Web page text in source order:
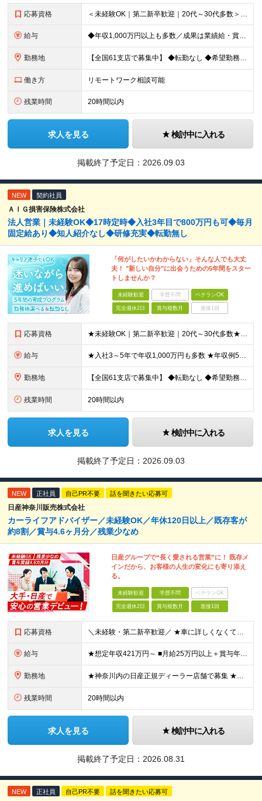
応募資格 ＜未経験OK｜第二新卒歓迎｜20代～30代多数＞ ◆業界未経験・営業未経験がほとんどです！ ◆高卒以上 ━━━━━━━━ 育成前提の採用です！ ━━━━━━━━ 「稼ぎたい」「経営者になりたい」など
給与 ◆年収1,000万円以上も多数／成果は業績給・賞与に反映 ◆年収例1,233円／30代・4年目 月給24万4,094円～33万5,000円＋業績給＋賞与年2回（業績による） ※給与は配属エリアによ
勤務地 【全国61支店で募集中】 ◆転勤なし ◆希望勤務地を選べる ◆U・Iターンも歓迎です ----- 契約期間中は転勤がありません。 お住まいの地域でキャリアを築くことができます！ ----- ■北海道／
働き方 リモートワーク相談可能
残業時間 20時間以内
求人を見る 検討中に入れる
掲載終了予定日： 2026.09.03
NEW 契約社員
ＡＩＧ損害保険株式会社
法人営業｜未経験OK◆17時定時◆入社3年目で800万円も可◆毎月
固定給あり◆知人紹介なし◆研修充実◆転勤無し
「何がしたいかわからない」そんな人でも大丈
夫！ "新しい自分"に出会うための5年間をスター
トしませんか？
未経験歓迎 学歴不問 ベテランOK
完全週休2日 賞与複数月 面接1回
応募資格 ★未経験OK｜第二新卒歓迎｜20代～30代多数★ ┗業界未経験者、営業未経験がほとんどです！ ★高卒以上 ━━━━━━━━ 育成前提の採用です！ ━━━━━━━━ 「稼ぎたい」「経営者になりたい」な
給与 ★入社3～5年で年収1,000万円も多数 ★年収例523万円／20代・2年目 月給24万4,094円～33万5,000円＋業績給＋賞与年2回（業績による） ※給与は配属エリアによって異なります ※
勤務地 【全国61支店で募集中】 ◆転勤なし ◆希望勤務地を選べる ◆U・Iターンも歓迎です ----- 契約期間中は転勤がありません。 お住まいの地域でキャリアを築くことができます！ ----- ■北海道／
残業時間 20時間以内
求人を見る 検討中に入れる
掲載終了予定日： 2026.09.03
NEW 正社員 自己PR不要 話を聞きたい応募可
日産神奈川販売株式会社
カーライフアドバイザー／未経験OK／年休120日以上／既存客が
約8割／賞与4.6ヶ月分／残業少なめ
日産グループで“長く愛される営業”に！ 既存メ
インだから、お客様の人生の変化にも寄り添え
る。
未経験歓迎 学歴不問 ベテランOK
完全週休2日 賞与複数月 面接1回
応募資格 ＼未経験・第二新卒歓迎／ ★車に詳しくなくてもOK！ ◆普通自動車運転免許をお持ちの方（AT限定可） ◆専門卒以上 ★こんな方にピッタリです！★ ・「人と話すのが好き」など、接客や販売経験を活かした
給与 ★想定年収421万円～ ■月給25万円以上＋賞与年2回（昨年度実績：4.6ヶ月分）＋各種手当 ★頑張りに応じたインセンティブ・手当が充実！ 「販売台数報奨手当」 「利益報奨手当」 「保険業績手当」
勤務地 ★神奈川内の日産正規ディーラー店舗で募集 ★マイカー・バイク通勤OK！従業員用に駐車場も用意 神奈川県内128店舗のうちから、希望を考慮して決定します。 【新車店舗】 ■横浜市 （鶴見区、神奈川区
残業時間 20時間以内
求人を見る 検討中に入れる
掲載終了予定日： 2026.08.31
NEW 正社員 自己PR不要 話を聞きたい応募可